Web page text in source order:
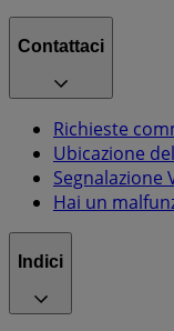
Contattaci
Richieste
Ubicazione
Segnalazione
Hai un
Indici